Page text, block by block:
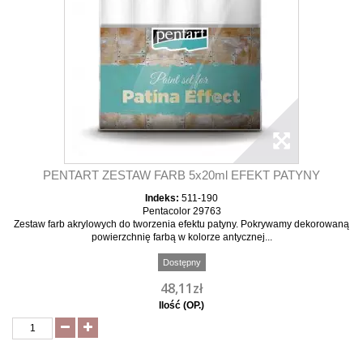
PENTART ZESTAW FARB 5x20ml EFEKT PATYNY
Indeks: 511-190
Pentacolor 29763
Zestaw farb akrylowych do tworzenia efektu patyny. Pokrywamy dekorowaną
powierzchnię farbą w kolorze antycznej...
Dostępny
48,11zł
Ilość (OP.)